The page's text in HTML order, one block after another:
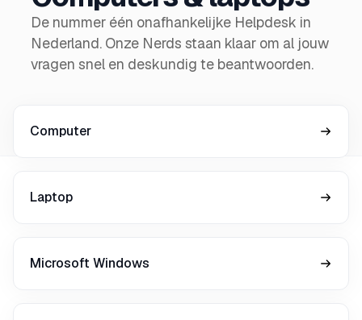
De nummer één onafhankelijke Helpdesk in
Nederland. Onze Nerds staan klaar om al jouw
vragen snel en deskundig te beantwoorden.
Computer
Laptop
Microsoft Windows